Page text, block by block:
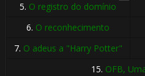
5. O registro do domínio
6. O reconhecimento
7. O adeus a "Harry Potter"
15. OFB,